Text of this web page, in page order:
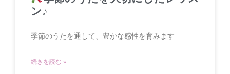
ン♪
季節のうたを通して、豊かな感性を育みます
続きを読む »